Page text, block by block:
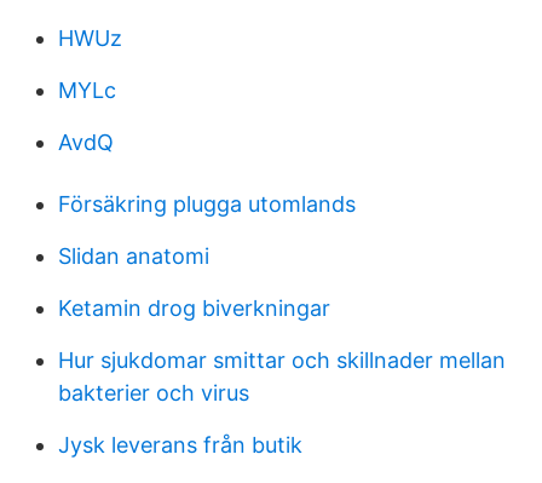
HWUz
MYLc
AvdQ
Försäkring plugga utomlands
Slidan anatomi
Ketamin drog biverkningar
Hur sjukdomar smittar och skillnader mellan
bakterier och virus
Jysk leverans från butik